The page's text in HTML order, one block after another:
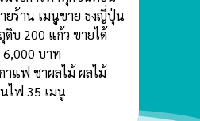
ยร้าน เมนูขาย ธงญี่ปุ่น
ดิบ 200 แก้ว ขายได้
6,000 บาท
าแฟ ชาผลไม้ ผลไม้
ไฟ 35 เมนู